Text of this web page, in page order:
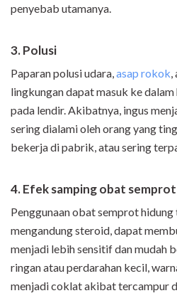
penyebab utamanya.
3. Polusi
Paparan polusi udara, asap rokok
lingkungan dapat masuk ke
pada lendir. Akibatnya, ingus
sering dialami oleh orang yang
bekerja di pabrik, atau sering
4. Efek samping obat
Penggunaan obat semprot
mengandung steroid, dapat
menjadi lebih sensitif dan mudah
ringan atau perdarahan kecil,
menjadi coklat akibat tercampur